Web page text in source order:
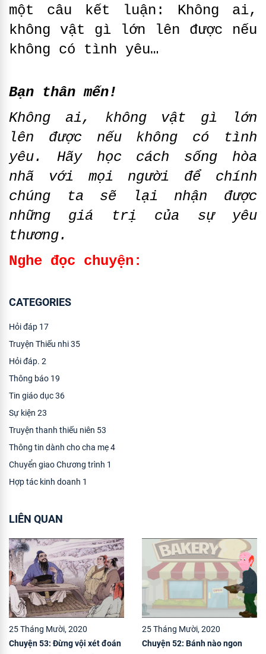
một câu kết luận: Không ai,
không vật gì lớn lên được nếu
không có tình yêu…
Bạn thân mến!
Không ai, không vật gì lớn
lên được nếu không có tình
yêu. Hãy học cách sống hòa
nhã với mọi người để chính
chúng ta sẽ lại nhận được
những giá trị của sự yêu
thương.
Nghe đọc chuyện:
CATEGORIES
Hỏi đáp 17
Truyện Thiếu nhi35
Hỏi đáp. 2
Thông báo 19
Tin giáo dục36
Sự kiện 23
Truyện thanh thiếu niên 53
Thông tin dành cho cha mẹ4
Chuyển giao Chương trình 1
Hợp tác kinh doanh 1
LIÊN QUAN
25 Tháng Mười, 2020
Chuyện 53: Đừng vội xét đoán
25 Tháng Mười, 2020
Chuyện 52: Bánh nào ngon